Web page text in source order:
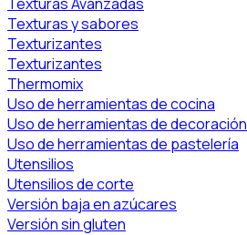
Texturas y sabores
Texturizantes
Texturizantes
Thermomix
Uso de herramientas de cocina
Uso de herramientas de decoración
Uso de herramientas de pastelería
Utensilios
Utensilios de corte
Versión baja en azúcares
Versión sin gluten